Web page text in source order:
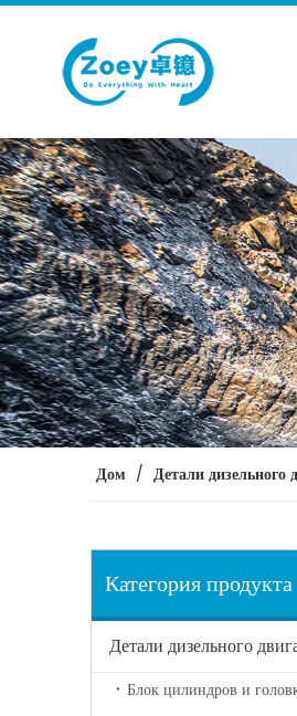
Дом / Детали дизельного
Категория продукта
Детали дизельного